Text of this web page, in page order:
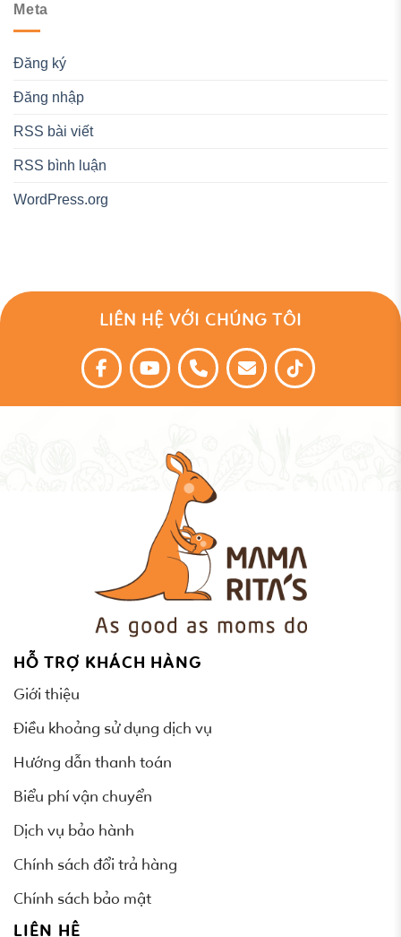
Meta
Đăng ký
Đăng nhập
RSS bài viết
RSS bình luận
WordPress.org
LIÊN HỆ VỚI CHÚNG TÔI
HỖ TRỢ KHÁCH HÀNG
Giới thiệu
Điều khoảng sử dụng dịch vụ
Hướng dẫn thanh toán
Biểu phí vận chuyển
Dịch vụ bảo hành
Chính sách đổi trả hàng
Chính sách bảo mật
LIÊN HỆ